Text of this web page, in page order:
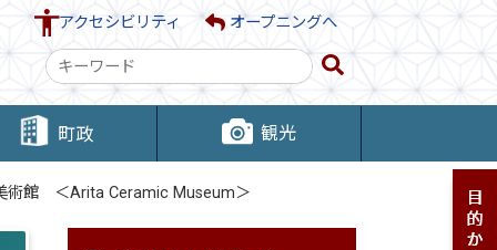
アクセシビリティ オープニングへ
検
索
キ
ー
ー
町政 観光
術館 ＜Arita Ceramic Museum＞